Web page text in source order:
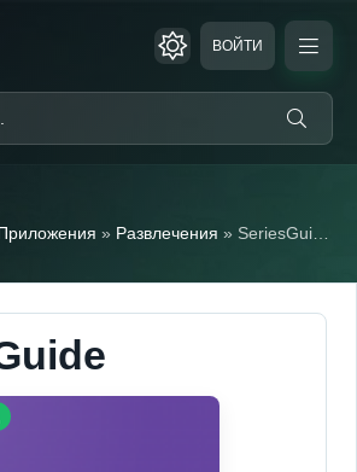
ВОЙТИ
» Развлечения » SeriesGuide (Мод, Unlocked)